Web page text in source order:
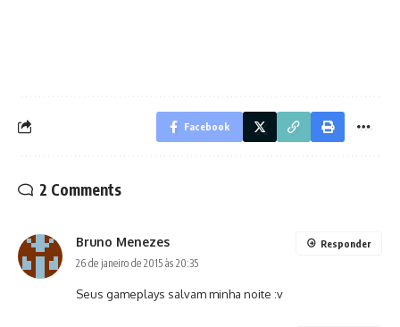
Facebook
2 Comments
Bruno Menezes
26 de janeiro de 2015 às 20:35
Seus gameplays salvam minha noite :v
Responder